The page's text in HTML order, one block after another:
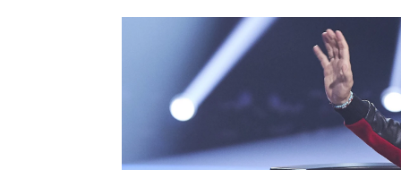
Eva González avisa:
que los
talentsnos
voces
coaches para
superar
pocos huecos en sus
Sebastián Yatra, por su